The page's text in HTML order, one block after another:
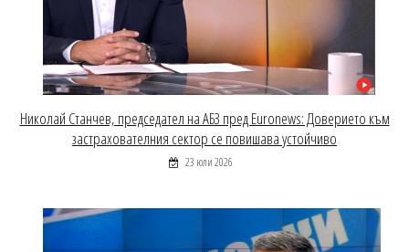
Николай Станчев, председател на АБЗ пред Euronews: Доверието към
застрахователния сектор се повишава устойчиво
23 юли 2026